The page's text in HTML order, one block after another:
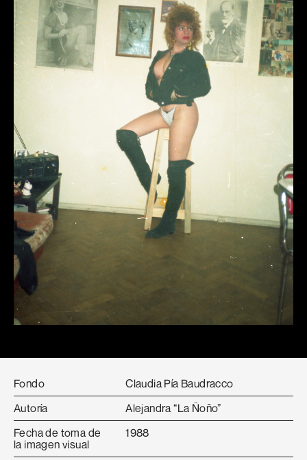
Fondo
Claudia Pía Baudracco
Autoría
Alejandra “La Ñoño”
Fecha de toma de
la imagen visual
1988